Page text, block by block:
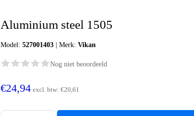
Aluminium steel 1505
Model:527001403 |Merk:Vikan
Nog niet beoordeeld
€24,94 excl. btw:€20,61